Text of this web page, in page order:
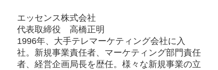
エッセンス株式会社
代表取締役 高橋正明
1996年、大手テレマーケティング会社に入
社。新規事業責任者、マーケティング部門責任
者、経営企画局長を歴任。様々な新規事業の立